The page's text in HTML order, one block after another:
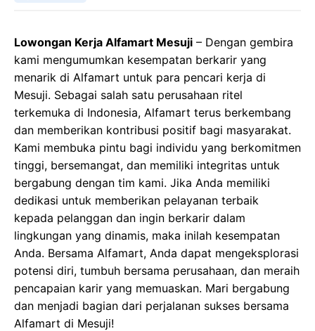
Lowongan Kerja Alfamart Mesuji – Dengan gembira
kami mengumumkan kesempatan berkarir yang
menarik di Alfamart untuk para pencari kerja di
Mesuji. Sebagai salah satu perusahaan ritel
terkemuka di Indonesia, Alfamart terus berkembang
dan memberikan kontribusi positif bagi masyarakat.
Kami membuka pintu bagi individu yang berkomitmen
tinggi, bersemangat, dan memiliki integritas untuk
bergabung dengan tim kami. Jika Anda memiliki
dedikasi untuk memberikan pelayanan terbaik
kepada pelanggan dan ingin berkarir dalam
lingkungan yang dinamis, maka inilah kesempatan
Anda. Bersama Alfamart, Anda dapat mengeksplorasi
potensi diri, tumbuh bersama perusahaan, dan meraih
pencapaian karir yang memuaskan. Mari bergabung
dan menjadi bagian dari perjalanan sukses bersama
Alfamart di Mesuji!